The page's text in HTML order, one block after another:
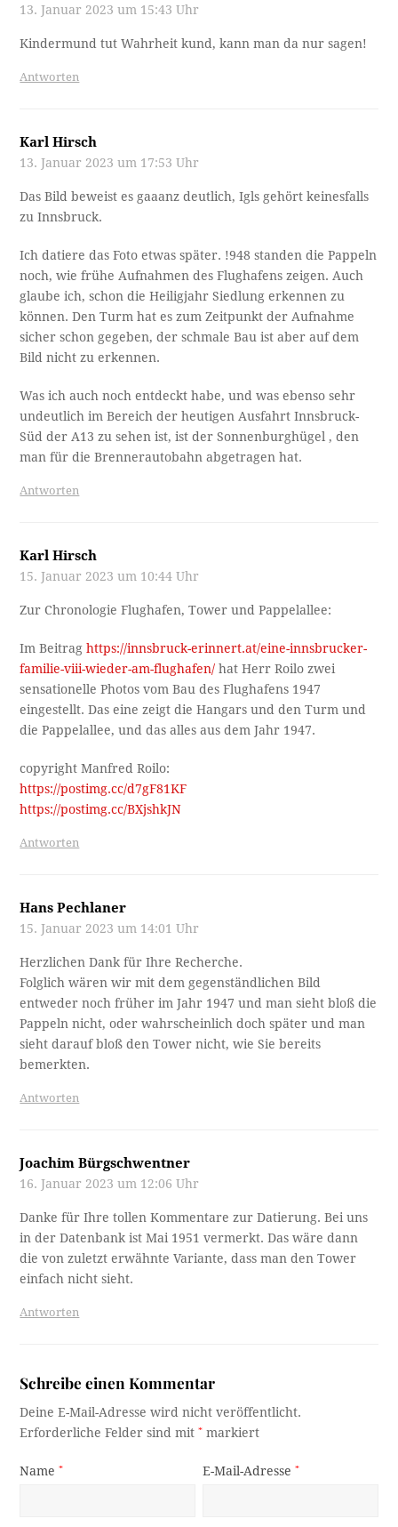
13. Januar 2023 um 15:43 Uhr
Kindermund tut Wahrheit kund, kann man da nur sagen!
Antworten
Karl Hirsch
13. Januar 2023 um 17:53 Uhr
Das Bild beweist es gaaanz deutlich, Igls gehört keinesfalls
zu Innsbruck.
Ich datiere das Foto etwas später. !948 standen die Pappeln
noch, wie frühe Aufnahmen des Flughafens zeigen. Auch
glaube ich, schon die Heiligjahr Siedlung erkennen zu
können. Den Turm hat es zum Zeitpunkt der Aufnahme
sicher schon gegeben, der schmale Bau ist aber auf dem
Bild nicht zu erkennen.
Was ich auch noch entdeckt habe, und was ebenso sehr
undeutlich im Bereich der heutigen Ausfahrt Innsbruck-
Süd der A13 zu sehen ist, ist der Sonnenburghügel , den
man für die Brennerautobahn abgetragen hat.
Antworten
Karl Hirsch
15. Januar 2023 um 10:44 Uhr
Zur Chronologie Flughafen, Tower und Pappelallee:
Im Beitraghttps://innsbruck-erinnert.at/eine-innsbrucker-
familie-viii-wieder-am-flughafen/ hat Herr Roilo zwei
sensationelle Photos vom Bau des Flughafens 1947
eingestellt. Das eine zeigt die Hangars und den Turm und
die Pappelallee, und das alles aus dem Jahr 1947.
copyright Manfred Roilo:
https://postimg.cc/d7gF81KF
https://postimg.cc/BXjshkJN
Antworten
Hans Pechlaner
15. Januar 2023 um 14:01 Uhr
Herzlichen Dank für Ihre Recherche.
Folglich wären wir mit dem gegenständlichen Bild
entweder noch früher im Jahr 1947 und man sieht bloß die
Pappeln nicht, oder wahrscheinlich doch später und man
sieht darauf bloß den Tower nicht, wie Sie bereits
bemerkten.
Antworten
Joachim Bürgschwentner
16. Januar 2023 um 12:06 Uhr
Danke für Ihre tollen Kommentare zur Datierung. Bei uns
in der Datenbank ist Mai 1951 vermerkt. Das wäre dann
die von zuletzt erwähnte Variante, dass man den Tower
einfach nicht sieht.
Antworten
Schreibe einen Kommentar
Deine E-Mail-Adresse wird nicht veröffentlicht.
Erforderliche Felder sind mit* markiert
Name* E-Mail-Adresse*